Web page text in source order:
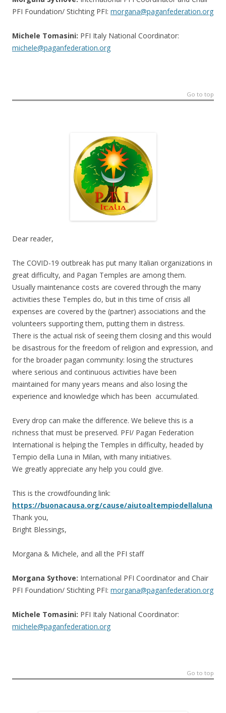
PFI Foundation/ Stichting PFI: morgana@paganfederation.org
Michele Tomasini: PFI Italy National Coordinator:
michele@paganfederation.org
Go to top
Dear reader,
The COVID-19 outbreak has put many Italian organizations in
great difficulty, and Pagan Temples are among them.
Usually maintenance costs are covered through the many
activities these Temples do, but in this time of crisis all
expenses are covered by the (partner) associations and the
volunteers supporting them, putting them in distress.
There is the actual risk of seeing them closing and this would
be disastrous for the freedom of religion and expression, and
for the broader pagan community: losing the structures
where serious and continuous activities have been
maintained for many years means and also losing the
experience and knowledge which has been accumulated.
Every drop can make the difference. We believe this is a
richness that must be preserved. PFI/ Pagan Federation
International is helping the Temples in difficulty, headed by
Tempio della Luna in Milan, with many initiatives.
We greatly appreciate any help you could give.
This is the crowdfounding link:
https://buonacausa.org/cause/aiutoaltempiodellaluna
Thank you,
Bright Blessings,
Morgana & Michele, and all the PFI staff
Morgana Sythove: International PFI Coordinator and Chair
PFI Foundation/ Stichting PFI: morgana@paganfederation.org
Michele Tomasini: PFI Italy National Coordinator:
michele@paganfederation.org
Go to top